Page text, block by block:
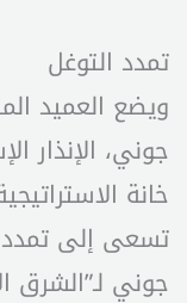
تمدد التوغل
ويضع العميد
جوني، الإنذار
خانة
تسعى إلى
جوني